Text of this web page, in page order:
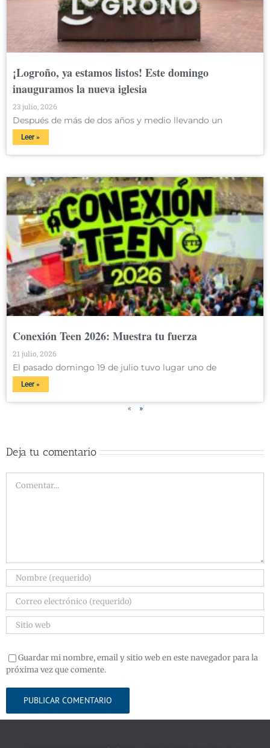
¡Logroño, ya estamos listos! Este domingo
inauguramos la nueva iglesia
23 julio, 2026
Después de más de dos años y medio llevando un
Leer »
Conexión Teen 2026: Muestra tu fuerza
21 julio, 2026
El pasado domingo 19 de julio tuvo lugar uno de
Leer »
« »
Deja tu comentario
Guardar mi nombre, email y sitio web en este navegador para la
próxima vez que comente.